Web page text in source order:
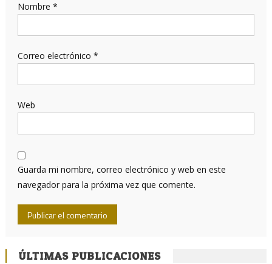
Nombre *
Correo electrónico *
Web
Guarda mi nombre, correo electrónico y web en este
navegador para la próxima vez que comente.
ÚLTIMAS PUBLICACIONES